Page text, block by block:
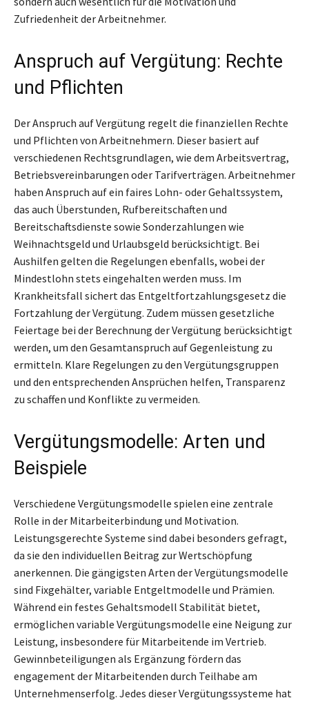
Zufriedenheit der Arbeitnehmer.
Anspruch auf Vergütung: Rechte
und Pflichten
Der Anspruch auf Vergütung regelt die finanziellen Rechte
und Pflichten von Arbeitnehmern. Dieser basiert auf
verschiedenen Rechtsgrundlagen, wie dem Arbeitsvertrag,
Betriebsvereinbarungen oder Tarifverträgen. Arbeitnehmer
haben Anspruch auf ein faires Lohn- oder Gehaltssystem,
das auch Überstunden, Rufbereitschaften und
Bereitschaftsdienste sowie Sonderzahlungen wie
Weihnachtsgeld und Urlaubsgeld berücksichtigt. Bei
Aushilfen gelten die Regelungen ebenfalls, wobei der
Mindestlohn stets eingehalten werden muss. Im
Krankheitsfall sichert das Entgeltfortzahlungsgesetz die
Fortzahlung der Vergütung. Zudem müssen gesetzliche
Feiertage bei der Berechnung der Vergütung berücksichtigt
werden, um den Gesamtanspruch auf Gegenleistung zu
ermitteln. Klare Regelungen zu den Vergütungsgruppen
und den entsprechenden Ansprüchen helfen, Transparenz
zu schaffen und Konflikte zu vermeiden.
Vergütungsmodelle: Arten und
Beispiele
Verschiedene Vergütungsmodelle spielen eine zentrale
Rolle in der Mitarbeiterbindung und Motivation.
Leistungsgerechte Systeme sind dabei besonders gefragt,
da sie den individuellen Beitrag zur Wertschöpfung
anerkennen. Die gängigsten Arten der Vergütungsmodelle
sind Fixgehälter, variable Entgeltmodelle und Prämien.
Während ein festes Gehaltsmodell Stabilität bietet,
ermöglichen variable Vergütungsmodelle eine Neigung zur
Leistung, insbesondere für Mitarbeitende im Vertrieb.
Gewinnbeteiligungen als Ergänzung fördern das
engagement der Mitarbeitenden durch Teilhabe am
Unternehmenserfolg. Jedes dieser Vergütungssysteme hat